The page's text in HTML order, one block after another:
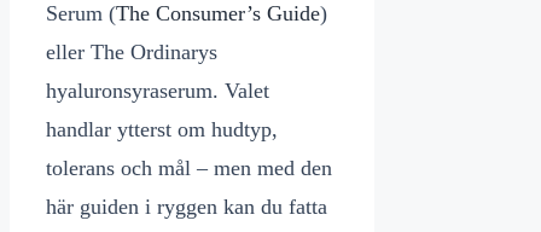
Serum (The Consumer’s Guide)
eller The Ordinarys
hyaluronsyraserum. Valet
handlar ytterst om hudtyp,
tolerans och mål – men med den
här guiden i ryggen kan du fatta